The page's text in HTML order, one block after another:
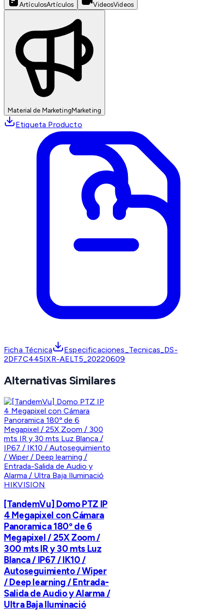
ArtículosArtículos VideosVideos
Material de MarketingMarketing
Etiqueta Producto
Ficha Técnica
Especificaciones_Tecnicas_DS-
2DF7C445IXR-AELT5_20220609
Alternativas Similares
HIKVISION
[TandemVu] Domo PTZ IP
4 Megapixel con Cámara
Panoramica 180º de 6
Megapixel / 25X Zoom /
300 mts IR y 30 mts Luz
Blanca / IP67 / IK10 /
Autoseguimiento / Wiper
/ Deep learning / Entrada-
Salida de Audio y Alarma /
Ultra Baja Iluminació